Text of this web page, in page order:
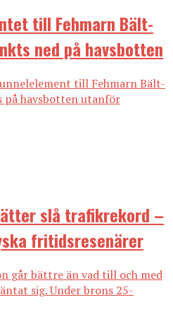
till Fehmarn Bält-
ned på havsbotten
till Fehmarn Bält-
på havsbotten utanför
slå trafikrekord –
fritidsresenärer
går bättre än vad till och med
sig. Under brons 25-